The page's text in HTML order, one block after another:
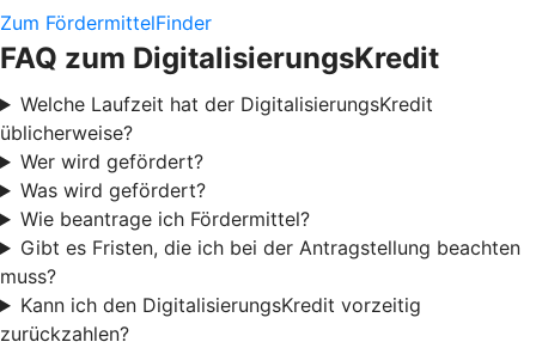
Zum FördermittelFinder
FAQ zum DigitalisierungsKredit
Welche Laufzeit hat der DigitalisierungsKredit
üblicherweise?
Wer wird gefördert?
Was wird gefördert?
Wie beantrage ich Fördermittel?
Gibt es Fristen, die ich bei der Antragstellung beachten
muss?
Kann ich den DigitalisierungsKredit vorzeitig
zurückzahlen?